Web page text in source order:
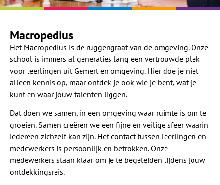
Macropedius
Het Macropedius is de ruggengraat van de omgeving. Onze
school is immers al generaties lang een vertrouwde plek
voor leerlingen uit Gemert en omgeving. Hier doe je niet
alleen kennis op, maar ontdek je ook wie je bent, wat je
kunt en waar jouw talenten liggen.
Dat doen we samen, in een omgeving waar ruimte is om te
groeien. Samen creëren we een fijne en veilige sfeer waarin
iedereen zichzelf kan zijn. Het contact tussen leerlingen en
medewerkers is persoonlijk en betrokken. Onze
medewerkers staan klaar om je te begeleiden tijdens jouw
ontdekkingsreis.